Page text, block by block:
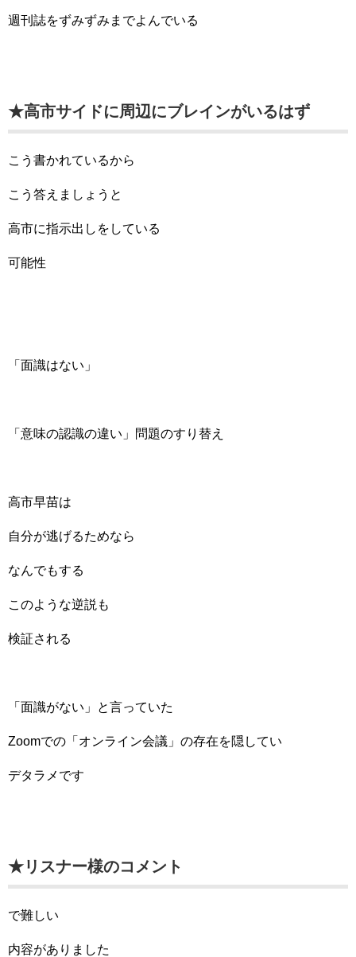
週刊誌をずみずみまでよんでいる
★高市サイドに周辺にブレインがいるはず
こう書かれているから
こう答えましょうと
高市に指示出しをしている
可能性
「面識はない」
「意味の認識の違い」問題のすり替え
高市早苗は
自分が逃げるためなら
なんでもする
このような逆説も
検証される
「面識がない」と言っていた
Zoomでの「オンライン会議」の存在を隠してい
デタラメです
★リスナー様のコメント
で難しい
内容がありました